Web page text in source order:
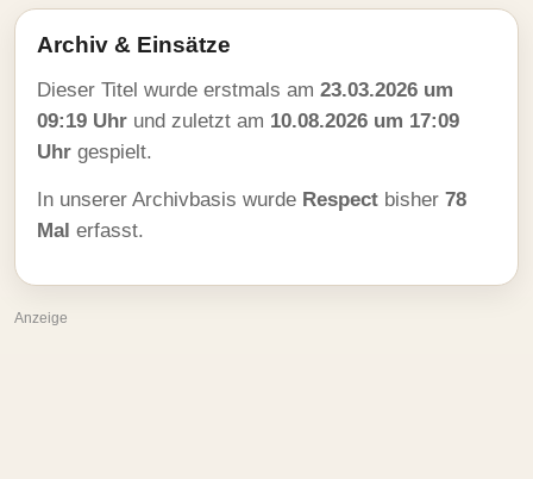
Archiv & Einsätze
Dieser Titel wurde erstmals am 23.03.2026 um
09:19 Uhr und zuletzt am 10.08.2026 um 17:09
Uhr gespielt.
In unserer Archivbasis wurde Respect bisher 78
Mal erfasst.
Anzeige